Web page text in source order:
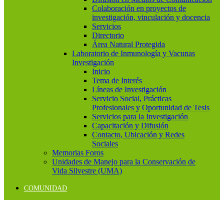
Colaboración en proyectos de
investigación, vinculación y docencia
Servicios
Directorio
Área Natural Protegida
Laboratorio de Inmunología y Vacunas
Investigación
Inicio
Tema de Interés
Líneas de Investigación
Servicio Social, Prácticas
Profesionales y Oportunidad de Tesis
Servicios para la Investigación
Capacitación y Difusión
Contacto, Ubicación y Redes
Sociales
Memorias Foros
Unidades de Manejo para la Conservación de
Vida Silvestre (UMA)
COMUNIDAD